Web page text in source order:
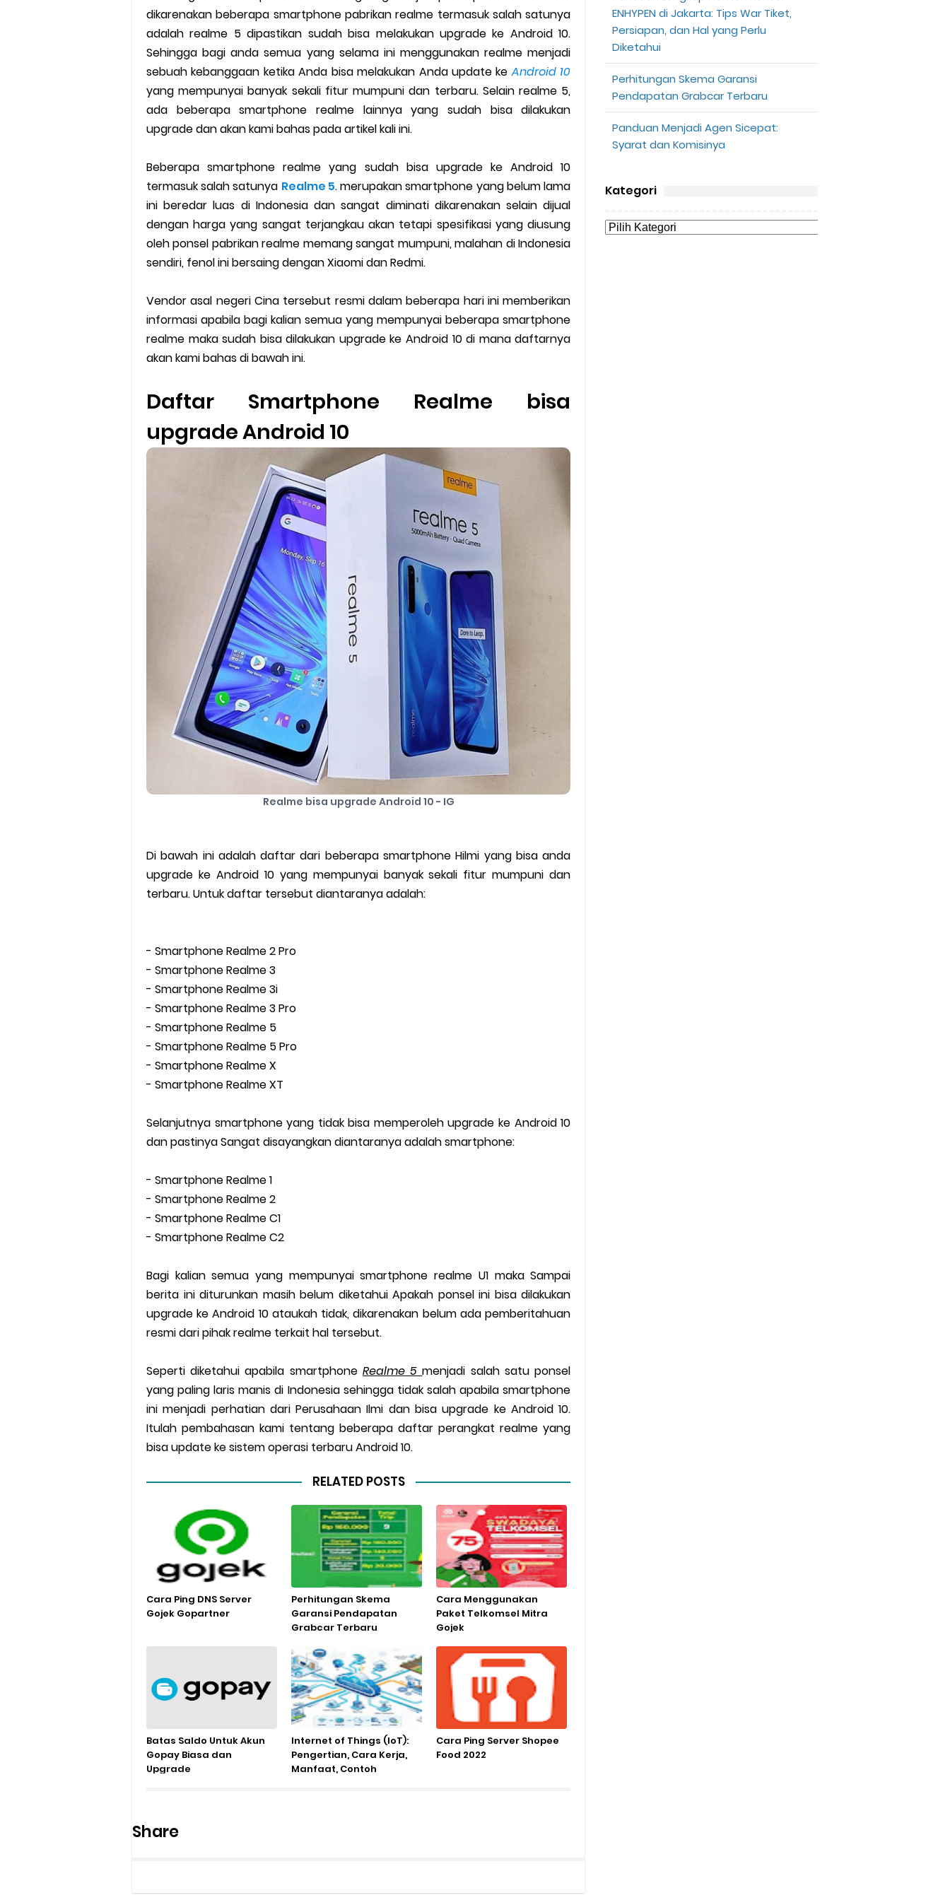
Cara Mudah Melihat Nomor Shopeepay Sendiri dan Orang Lain
7 Cara Mudah Top Up Grab untuk Driver
5 Versi Map Paling Gacor Untuk Ojek Online
Penyebab dan Cara Memulihkan Akun Gojek Dibekukan
Cara Menggunakan Paket Telkomsel Mitra Gojek
5 Cara Top Up InDriver dengan Mudah
5 Biaya Potongan Shopee Food yang Perlu Kamu Ketahui
Batas Saldo Untuk Akun Gopay Biasa dan Upgrade
Cara Mudah Melihat QR dan Barcode Shopeepay
Cara Transfer Gopay ke Shopeepay Tanpa Potongan
Cara Ping Server Shopee Food 2022
Cara Menghubungi CS Lalamove dan Jam Operasionalnya
Cara Mengatasi Aplikasi Gojek Mengalami Gangguan
DNS Server Gojek Driver Terbaru 2026: Panduan Lengkap DNS Server Gojek Terbaru dan IP Server GoPartner Gojek
dikarenakan beberapa smartphone pabrikan realme termasuk salah satunya
adalah realme 5 dipastikan sudah bisa melakukan upgrade ke Android 10.
Sehingga bagi anda semua yang selama ini menggunakan realme menjadi
sebuah kebanggaan ketika Anda bisa melakukan Anda update keAndroid 10
yang mempunyai banyak sekali fitur mumpuni dan terbaru. Selain realme 5,
ada beberapa smartphone realme lainnya yang sudah bisa dilakukan
upgrade dan akan kami bahas pada artikel kali ini.
Beberapa smartphone realme yang sudah bisa upgrade ke Android 10
termasuk salah satunya Realme 5. merupakan smartphone yang belum lama
ini beredar luas di Indonesia dan sangat diminati dikarenakan selain dijual
dengan harga yang sangat terjangkau akan tetapi spesifikasi yang diusung
oleh ponsel pabrikan realme memang sangat mumpuni, malahan di Indonesia
sendiri, fenol ini bersaing dengan Xiaomi dan Redmi.
Vendor asal negeri Cina tersebut resmi dalam beberapa hari ini memberikan
informasi apabila bagi kalian semua yang mempunyai beberapa smartphone
realme maka sudah bisa dilakukan upgrade ke Android 10 di mana daftarnya
akan kami bahas di bawah ini.
Daftar Smartphone Realme bisa
upgrade Android 10
Realme bisa upgrade Android 10 - IG
Di bawah ini adalah daftar dari beberapa smartphone Hilmi yang bisa anda
upgrade ke Android 10 yang mempunyai banyak sekali fitur mumpuni dan
terbaru. Untuk daftar tersebut diantaranya adalah:
- Smartphone Realme 2 Pro
- Smartphone Realme 3
- Smartphone Realme 3i
- Smartphone Realme 3 Pro
- Smartphone Realme 5
- Smartphone Realme 5 Pro
- Smartphone Realme X
- Smartphone Realme XT
Selanjutnya smartphone yang tidak bisa memperoleh upgrade ke Android 10
dan pastinya Sangat disayangkan diantaranya adalah smartphone:
- Smartphone Realme 1
- Smartphone Realme 2
- Smartphone Realme C1
- Smartphone Realme C2
Bagi kalian semua yang mempunyai smartphone realme U1 maka Sampai
berita ini diturunkan masih belum diketahui Apakah ponsel ini bisa dilakukan
upgrade ke Android 10 ataukah tidak, dikarenakan belum ada pemberitahuan
resmi dari pihak realme terkait hal tersebut.
Seperti diketahui apabila smartphone Realme 5menjadi salah satu ponsel
yang paling laris manis di Indonesia sehingga tidak salah apabila smartphone
ini menjadi perhatian dari Perusahaan Ilmi dan bisa upgrade ke Android 10.
Itulah pembahasan kami tentang beberapa daftar perangkat realme yang
bisa update ke sistem operasi terbaru Android 10.
RELATED POSTS
Cara Ping DNS Server
Gojek Gopartner
Perhitungan Skema
Garansi Pendapatan
Grabcar Terbaru
Cara Menggunakan
Paket Telkomsel Mitra
Gojek
Batas Saldo Untuk Akun
Gopay Biasa dan
Upgrade
Internet of Things (IoT):
Pengertian, Cara Kerja,
Manfaat, Contoh
Cara Ping Server Shopee
Food 2022
Share
ENHYPEN di Jakarta: Tips War Tiket,
Persiapan, dan Hal yang Perlu
Diketahui
Perhitungan Skema Garansi
Pendapatan Grabcar Terbaru
Panduan Menjadi Agen Sicepat:
Syarat dan Komisinya
Kategori